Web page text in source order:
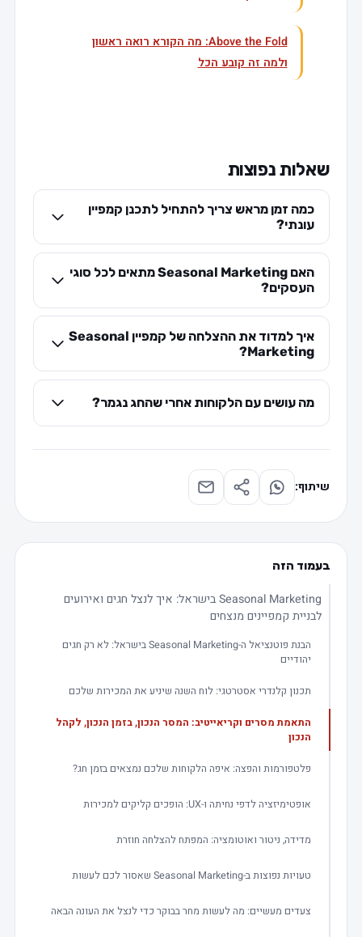
Above the Fold: מה הקורא רואה ראשון
ולמה זה קובע הכל
שאלות נפוצות
כמה זמן מראש צריך להתחיל לתכנן קמפיין
עונתי?
האם Seasonal Marketing מתאים לכל סוגי
העסקים?
איך למדוד את ההצלחה של קמפיין Seasonal
Marketing?
מה עושים עם הלקוחות אחרי שהחג נגמר?
שיתוף:
בעמוד הזה
Seasonal Marketing בישראל: איך לנצל חגים ואירועים
לבניית קמפיינים מנצחים
הבנת פוטנציאל ה-Seasonal Marketing בישראל: לא רק חגים
יהודיים
תכנון קלנדרי אסטרטגי: לוח השנה שיניע את המכירות שלכם
התאמת מסרים וקריאייטיב: המסר הנכון, בזמן הנכון, לקהל
הנכון
פלטפורמות והפצה: איפה הלקוחות שלכם נמצאים בזמן חג?
אופטימיזציה לדפי נחיתה ו-UX: הופכים קליקים למכירות
מדידה, ניטור ואוטומציה: המפתח להצלחה חוזרת
טעויות נפוצות ב-Seasonal Marketing שאסור לכם לעשות
צעדים מעשיים: מה לעשות מחר בבוקר כדי לנצל את העונה הבאה